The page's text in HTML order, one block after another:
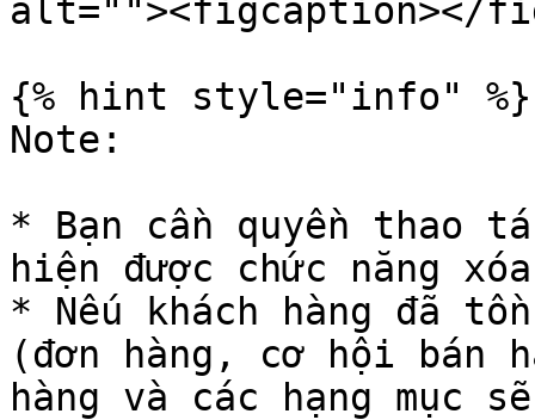
alt=""><figcaption></
{% hint style="info" %}
Note:
* Bạn cần quyền thao
hiện được chức năng
* Nếu khách hàng đã
(đơn hàng, cơ hội
hàng và các hạng mục